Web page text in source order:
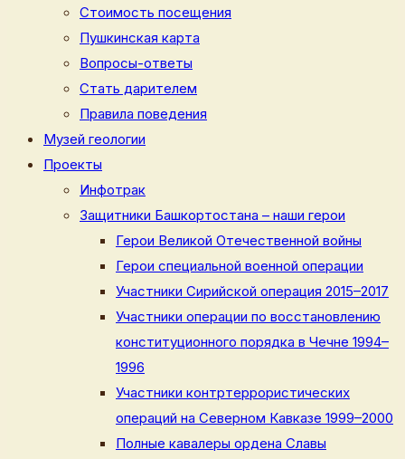
Стоимость посещения
Пушкинская карта
Вопросы-ответы
Стать дарителем
Правила поведения
Музей геологии
Проекты
Инфотрак
Защитники Башкортостана – наши герои
Герои Великой Отечественной войны
Герои специальной военной операции
Участники Сирийской операция 2015–2017
Участники операции по восстановлению
конституционного порядка в Чечне 1994–
1996
Участники контртеррористических
операций на Северном Кавказе 1999–2000
Полные кавалеры ордена Славы